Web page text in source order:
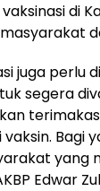
di
juga perlu
segera
Bagi
Edwar